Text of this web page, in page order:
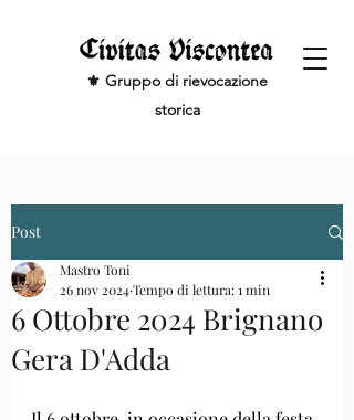
⚜️ Gruppo di rievocazione
storica
Post
6 Ottobre 2024 Brignano
Gera D'Adda
Mastro Toni
26 nov 2024Tempo di lettura: 1 min